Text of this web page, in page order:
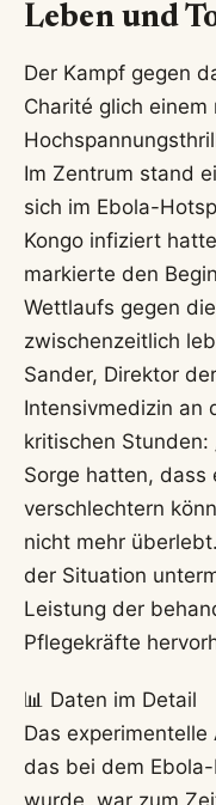
Leben und
Der Kampf gegen
Charité glich einem
Im Zentrum stand
sich im Ebola-
Kongo infiziert
markierte den
Wettlaufs gegen
zwischenzeitlich
Sander, Direktor
Intensivmedizin an
kritischen Stunden:
Sorge hatten, dass
verschlechtern
nicht mehr
der Situation
Leistung der
Pflegekräfte
📊 Daten im Detail
Das experimentelle
das bei dem